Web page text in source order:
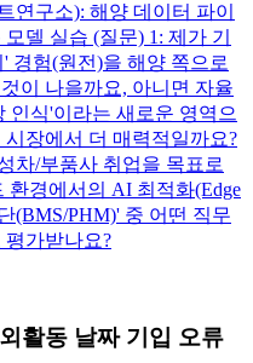
연구소): 해양 데이터 파이
델 실습 (질문) 1: 제가 기
경험(원전)을 해양 쪽으로
이 나을까요, 아니면 자율
인식'이라는 새로운 영역으
장에서 더 매력적일까요?
차/부품사 취업을 목표로
환경에서의 AI 최적화(Edge
(BMS/PHM)' 중 어떤 직무
평가받나요?
활동 날짜 기입 오류